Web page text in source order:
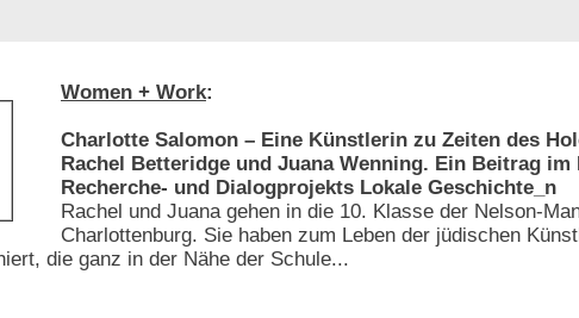
Women + Work:
Charlotte Salomon – Eine Künstlerin zu Zeiten des
Rachel Betteridge und Juana Wenning. Ein Beitrag im
Recherche- und Dialogprojekts Lokale Geschichte_n
Rachel und Juana gehen in die 10. Klasse der Nelson-
Charlottenburg. Sie haben zum Leben der jüdischen
die ganz in der Nähe der Schule...